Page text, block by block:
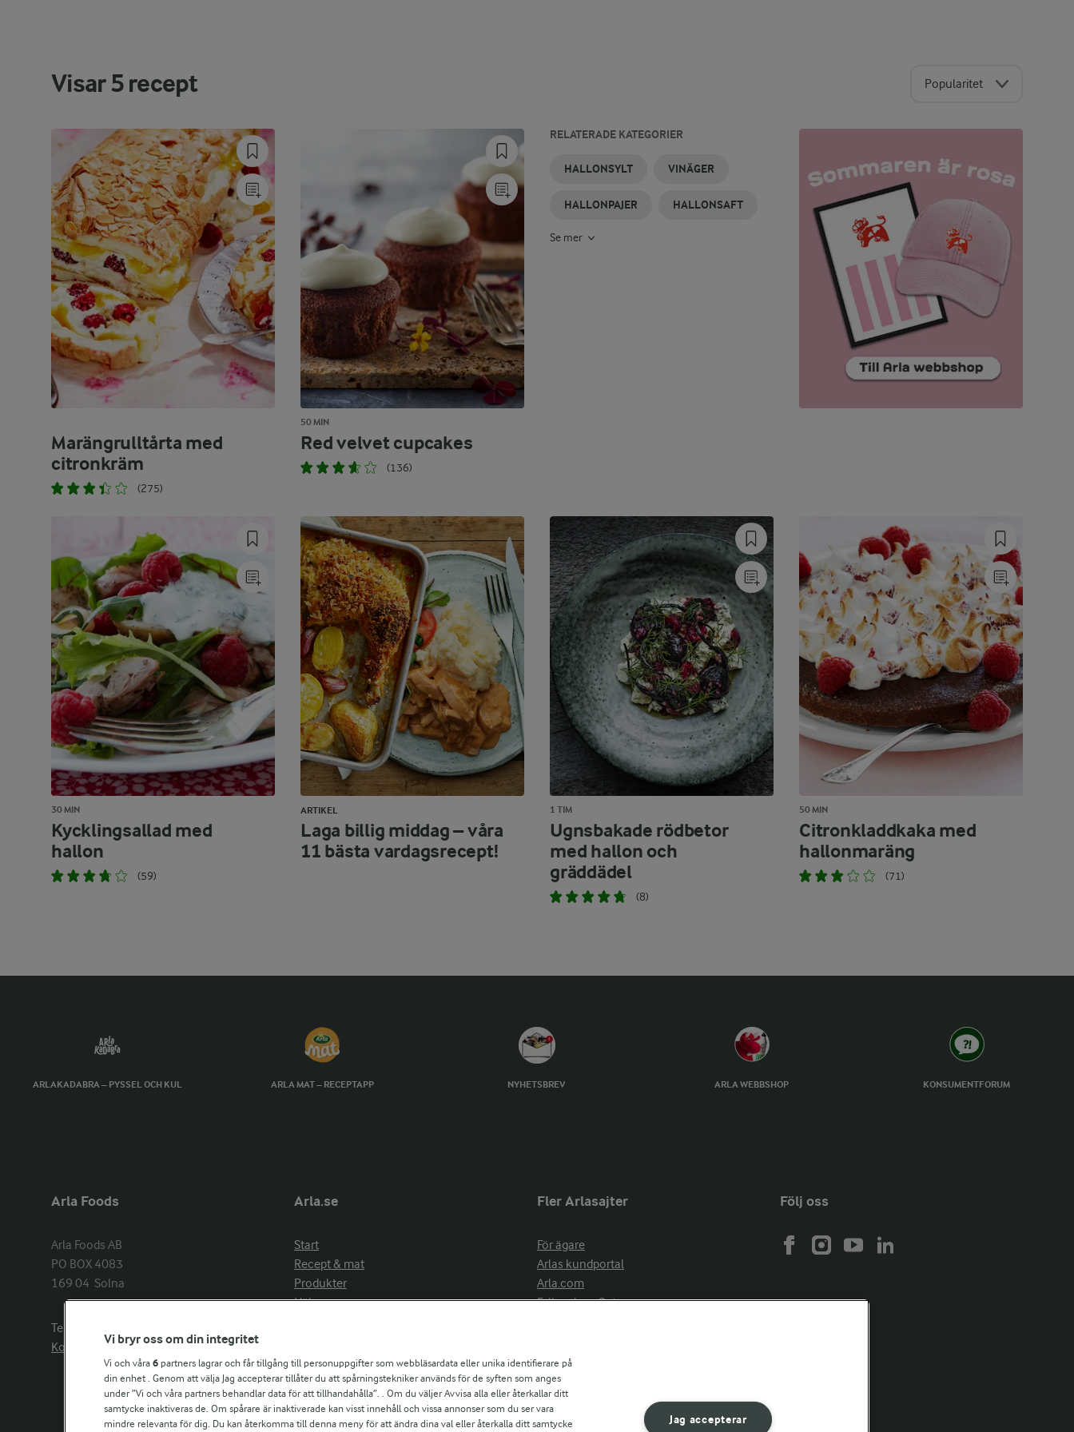
Visar5recept Popularitet
Marängrulltårta med
citronkräm
(275)
50 MIN
Red velvet cupcakes
(136)
RELATERADE KATEGORIER
HALLONSYLT VINÄGER
HALLONPAJER HALLONSAFT
HALLONMOUSSE
HALLONSORBET
EFTERRÄTT
MED
HALLON
HALLONKAKA
DRAGONVINÄGER
HALLONMUFFINS
Se mer
30 MIN
Kycklingsallad med
hallon
(59)
ARTIKEL
Laga billig middag – våra
11 bästa vardagsrecept!
1 TIM
Ugnsbakade rödbetor
med hallon och
gräddädel
(8)
50 MIN
Citronkladdkaka med
hallonmaräng
(71)
ARLAKADABRA – PYSSEL OCH KUL ARLA MAT – RECEPTAPP NYHETSBREV ARLA WEBBSHOP KONSUMENTFORUM
Arla Foods
Arla Foods AB
PO BOX 4083
169 04  Solna
Telefon:
Kontakta oss
Arla.se
Start
Recept & mat
Produkter
Hälsa
Aktuellt
Om Arla
Nyheter & press
Jobb & karriär
Fler Arlasajter
För ägare
Arlas kundportal
Arla.com
Falbygdens Ost
Följ oss
Vi bryr oss om din integritet
Vi och våra 6 partners lagrar och får tillgång till personuppgifter som webbläsardata eller unika identifierare på
din enhet . Genom att välja Jag accepterar tillåter du att spårningstekniker används för de syften som anges
under ”Vi och våra partners behandlar data för att tillhandahålla”. . Om du väljer Avvisa alla eller återkallar ditt
samtycke inaktiveras de. Om spårare är inaktiverade kan visst innehåll och vissa annonser som du ser vara
mindre relevanta för dig. Du kan återkomma till denna meny för att ändra dina val eller återkalla ditt samtycke
Jag accepterar